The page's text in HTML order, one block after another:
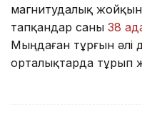
магнитудалық жойқын
тапқандар саны 38
Мыңдаған тұрғын әлі
орталықтарда тұрып